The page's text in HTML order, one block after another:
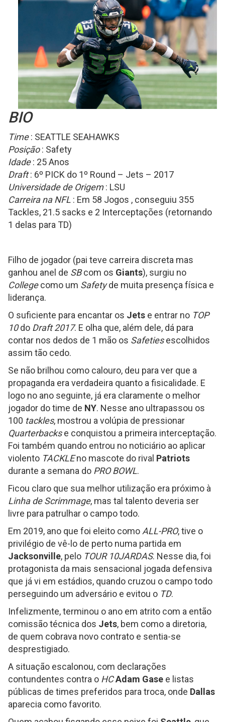
BIO
Time: SEATTLE SEAHAWKS
Posição: Safety
Idade: 25 Anos
Draft: 6º PICK do 1º Round – Jets – 2017
Universidade de Origem: LSU
Carreira na NFL : Em 58 Jogos , conseguiu 355
Tackles, 21.5 sacks e 2 Interceptações (retornando
1 delas para TD)
Filho de jogador (pai teve carreira discreta mas
ganhou anel de SBcom os Giants), surgiu no
Collegecomo um Safetyde muita presença física e
liderança.
O suficiente para encantar os Jets e entrar no TOP
10do Draft 2017. E olha que, além dele, dá para
contar nos dedos de 1 mão os Safetiesescolhidos
assim tão cedo.
Se não brilhou como calouro, deu para ver que a
propaganda era verdadeira quanto a fisicalidade. E
logo no ano seguinte, já era claramente o melhor
jogador do time de NY. Nesse ano ultrapassou os
100 tackles, mostrou a volúpia de pressionar
Quarterbackse conquistou a primeira interceptação.
Foi também quando entrou no noticiário ao aplicar
violento TACKLEno mascote do rival Patriots
durante a semana do PRO BOWL.
Ficou claro que sua melhor utilização era próximo à
Linha de Scrimmage, mas tal talento deveria ser
livre para patrulhar o campo todo.
Em 2019, ano que foi eleito como ALL-PRO, tive o
privilégio de vê-lo de perto numa partida em
Jacksonville, pelo TOUR 10JARDAS. Nesse dia, foi
protagonista da mais sensacional jogada defensiva
que já vi em estádios, quando cruzou o campo todo
perseguindo um adversário e evitou o TD.
Infelizmente, terminou o ano em atrito com a então
comissão técnica dos Jets, bem como a diretoria,
de quem cobrava novo contrato e sentia-se
desprestigiado.
A situação escalonou, com declarações
contundentes contra o HCAdam Gase e listas
públicas de times preferidos para troca, onde Dallas
aparecia como favorito.